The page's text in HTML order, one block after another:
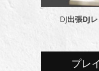
DJ出張DJ
プレ